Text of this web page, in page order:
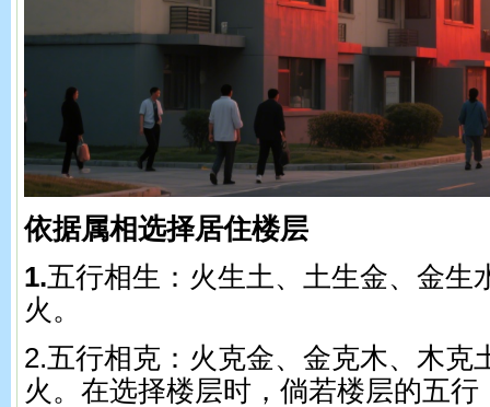
依据属相选择居住楼层
1.五行相生：火生土、土生金、金生
火。
2.五行相克：火克金、金克木、木克
火。在选择楼层时，倘若楼层的五